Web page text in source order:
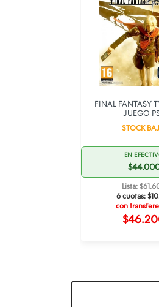
FINAL FANTASY
JUEGO
STOCK
EN
Lista:
6 cuotas:
con